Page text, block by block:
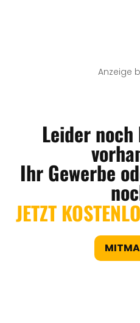
Anzeige
Leider
Ihr Gewerbe
JETZT